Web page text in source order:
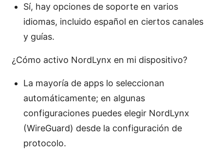
Sí, hay opciones de soporte en varios
idiomas, incluido español en ciertos canales
y guías.
¿Cómo activo NordLynx en mi dispositivo?
La mayoría de apps lo seleccionan
automáticamente; en algunas
configuraciones puedes elegir NordLynx
(WireGuard) desde la configuración de
protocolo.